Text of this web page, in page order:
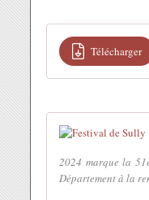
Télécharger
2024 marque la
Département à la